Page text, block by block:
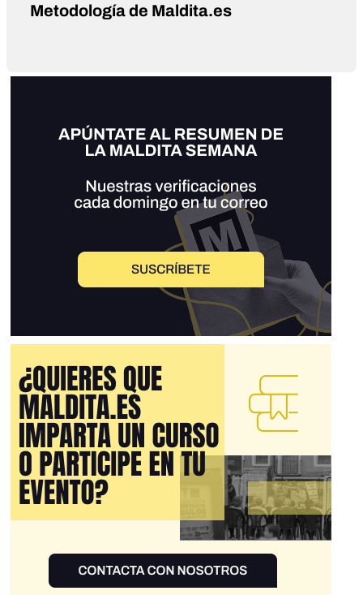
Metodología de Maldita.es